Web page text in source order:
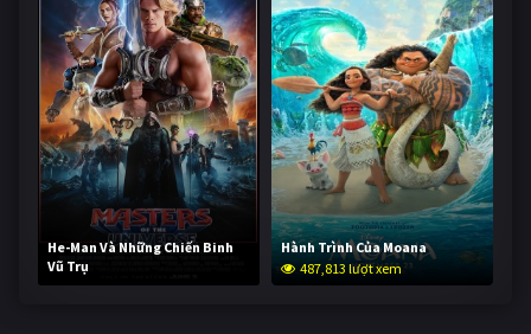
He-Man Và Những Chiến Binh
Vũ Trụ
236,314 lượt xem
Hành Trình Của Moana
487,813 lượt xem